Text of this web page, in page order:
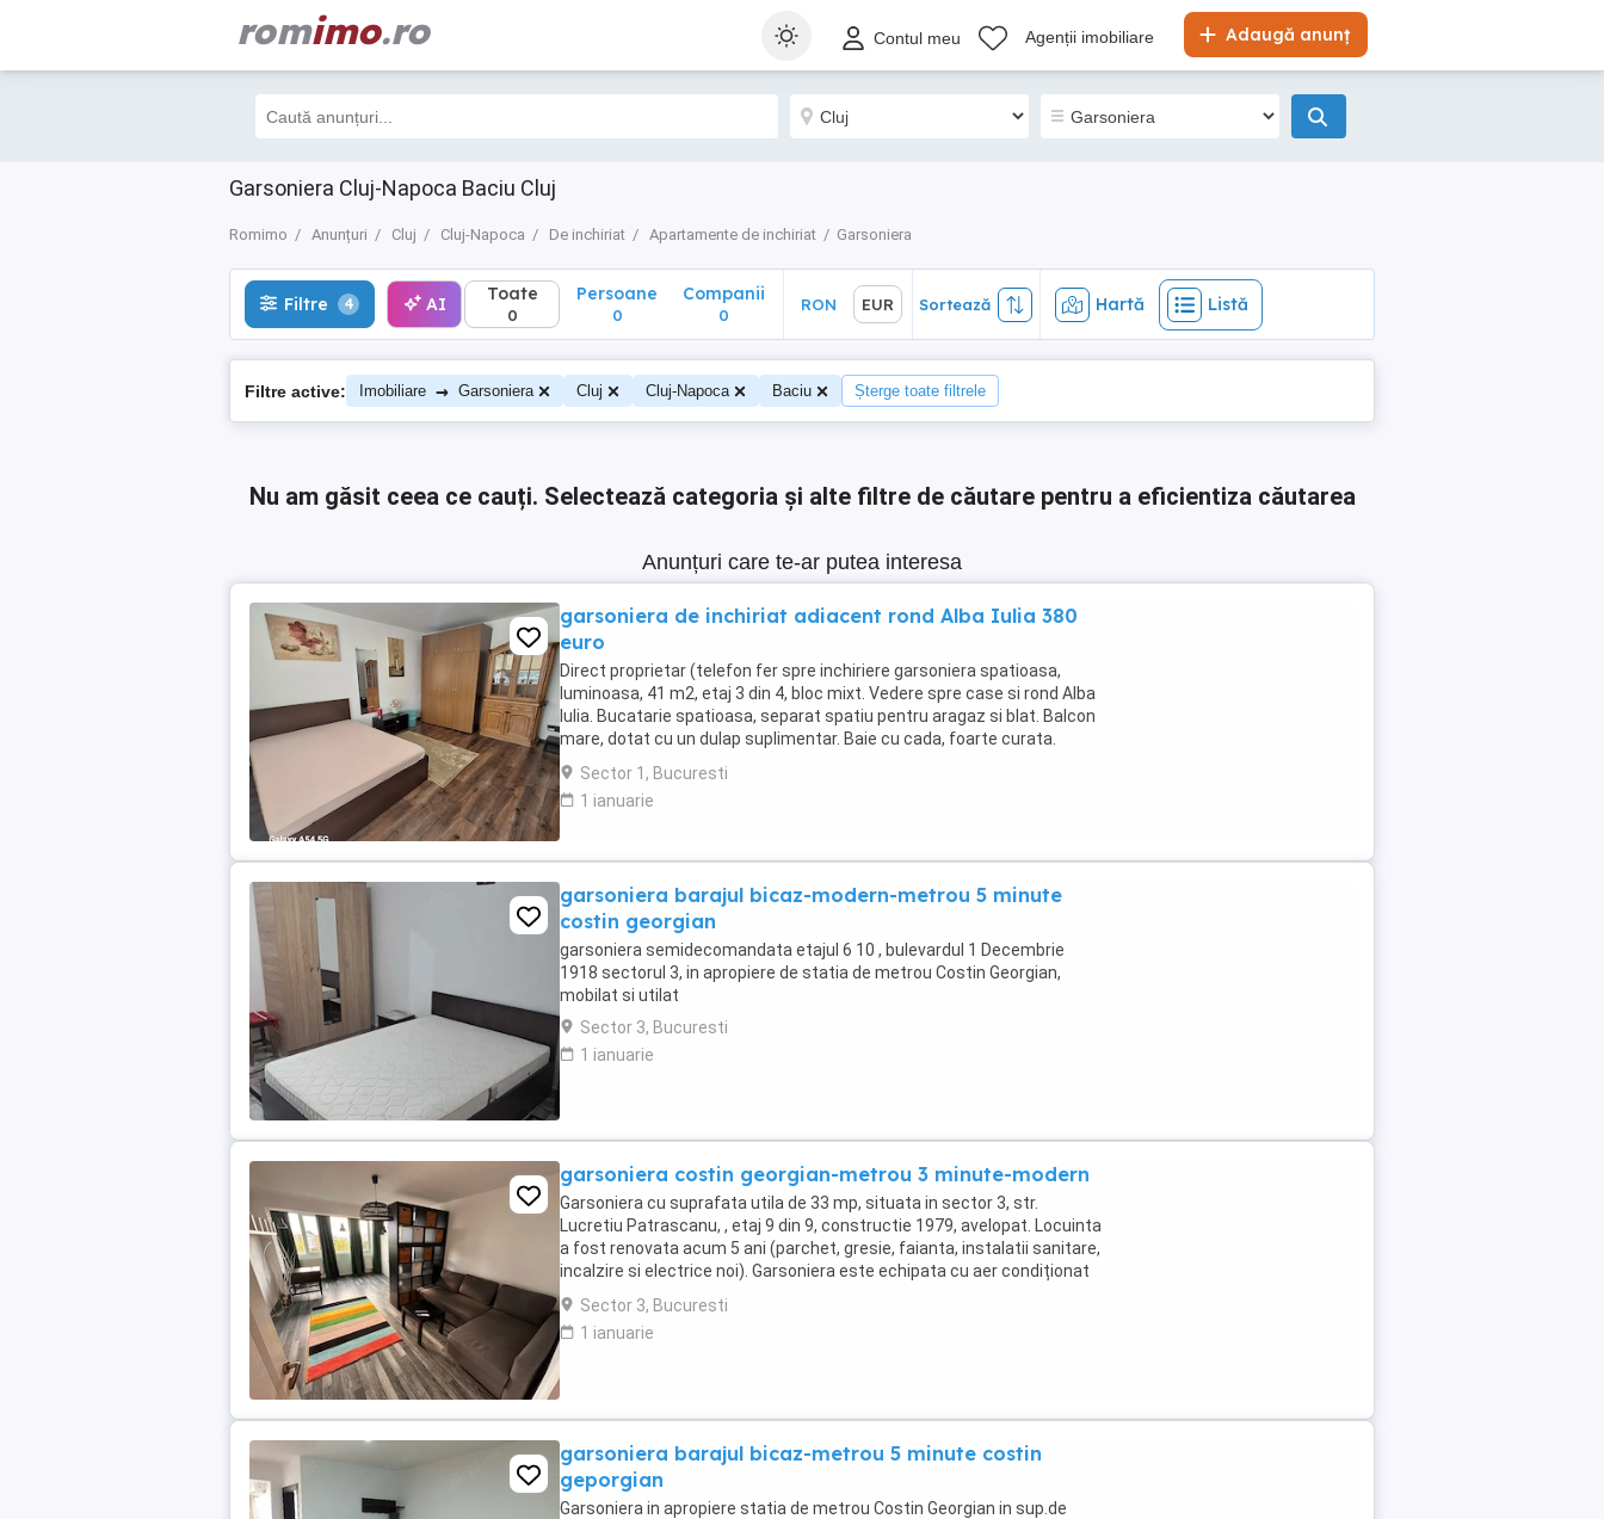
romimo.ro Adaugă anunț
Contul meu Agenții imobiliare
Garsoniera Cluj-Napoca Baciu Cluj
Romimo Anunțuri Cluj Cluj-Napoca De inchiriat Apartamente de inchiriat Garsoniera
Filtre 4 AI RON EUR Sortează Hartă Listă
Filtre 4 AI Toate
0
Persoane
0
Companii
0
RON EUR Sortează Hartă Listă
Filtre active: Imobiliare → Garsoniera Cluj Cluj-Napoca Baciu Șterge toate filtrele
Nu am găsit ceea ce cauți. Selectează categoria și alte filtre de căutare pentru a eficientiza căutarea
Anunțuri care te-ar putea interesa
garsoniera de inchiriat adiacent rond Alba Iulia 380
euro
Direct proprietar (telefon fer spre inchiriere garsoniera spatioasa,
luminoasa, 41 m2, etaj 3 din 4, bloc mixt. Vedere spre case si rond Alba
Iulia. Bucatarie spatioasa, separat spatiu pentru aragaz si blat. Balcon
mare, dotat cu un dulap suplimentar. Baie cu cada, foarte curata.
Debara spatioasa, utila ...
Sector 1, Bucuresti
1 ianuarie
garsoniera barajul bicaz-modern-metrou 5 minute
costin georgian
garsoniera semidecomandata etajul 6 10 , bulevardul 1 Decembrie
1918 sectorul 3, in apropiere de statia de metrou Costin Georgian,
mobilat si utilat
Sector 3, Bucuresti
1 ianuarie
garsoniera costin georgian-metrou 3 minute-modern
Garsoniera cu suprafata utila de 33 mp, situata in sector 3, str.
Lucretiu Patrascanu, , etaj 9 din 9, constructie 1979, avelopat. Locuinta
a fost renovata acum 5 ani (parchet, gresie, faianta, instalatii sanitare,
incalzire si electrice noi). Garsoniera este echipata cu aer condiționat
nou, masina ...
Sector 3, Bucuresti
1 ianuarie
garsoniera barajul bicaz-metrou 5 minute costin
geporgian
Garsoniera in apropiere statia de metrou Costin Georgian in sup.de